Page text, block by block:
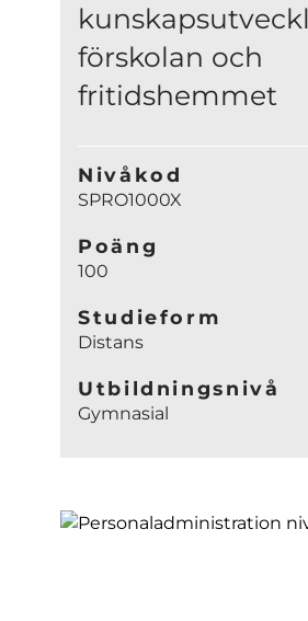
förskolan och
fritidshemmet
Nivåkod
SPRO1000X
Poäng
100
Studieform
Distans
Utbildningsnivå
Gymnasial